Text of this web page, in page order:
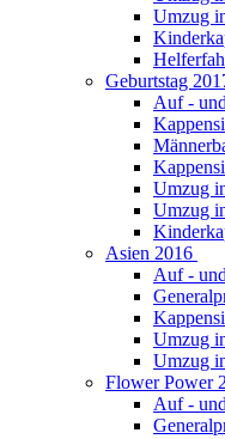
Umzug
Geburtstag
Auf -
Umzug
Umzug
Asien 2016
Auf -
Umzug
Umzug
Flower Power
Auf -